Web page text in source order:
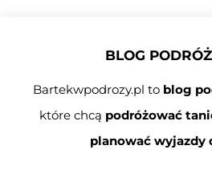
BLOG
Bartekwpodrozy.pl to blog
które chcą podróżować
planować wyjazdy